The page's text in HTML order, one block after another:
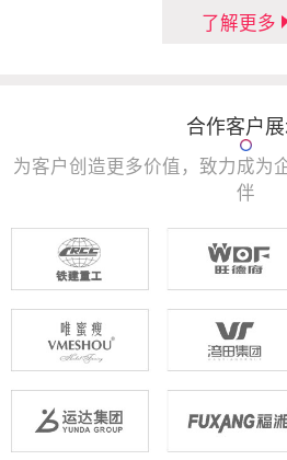
了解更多
合作客户
为客户创造更多价值，致力成为
伴